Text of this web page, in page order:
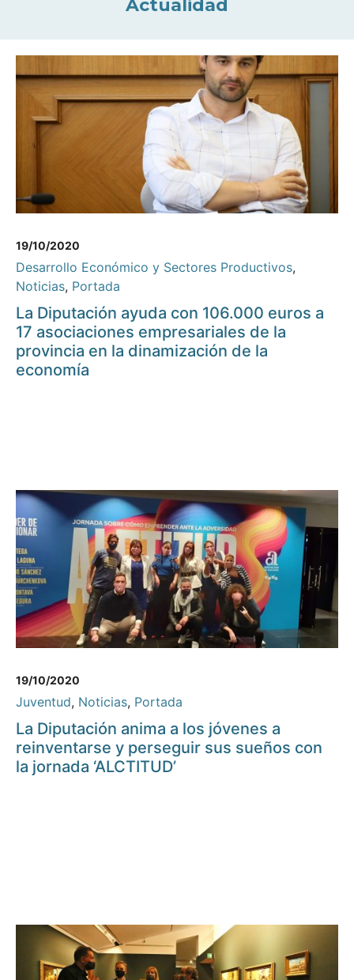
Actualidad
19/10/2020
Desarrollo Económico y Sectores Productivos,
Noticias, Portada
La Diputación ayuda con 106.000 euros a
17 asociaciones empresariales de la
provincia en la dinamización de la
economía
19/10/2020
Juventud, Noticias, Portada
La Diputación anima a los jóvenes a
reinventarse y perseguir sus sueños con
la jornada ‘ALCTITUD’